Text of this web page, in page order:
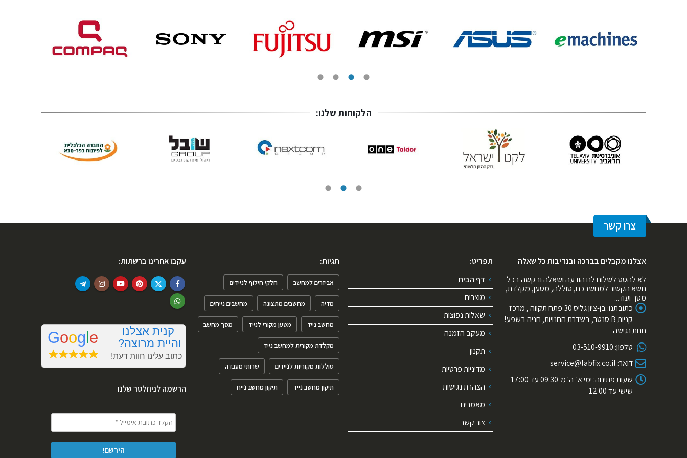
הלקוחות שלנו:
צרו קשר
אצלנו מקבלים בברכה ובנדיבות כל שאלה
לא להסס לשלוח לנו הודעה ושאלה ובקשה בכל
נושא הקשור למחשבכם, סוללה, מטען, מקלדת,
מסך ועוד...
כתובתנו:
בן-ציון גליס 30 פתח תקווה , מרכז
קניות B סנטר, בשדרת החנויות, חניה בשפע!
חנות נגישה
טלפון: 03-510-9910
דואר: service@labfix.co.il
שעות פתיחה:
ימי א'-ה' מ-09:30 עד 17:00
שישי עד 12:00
תפריט:
דף הבית
מוצרים
שאלות נפוצות
מעקב הזמנה
תקנון
מדיניות פרטיות
הצהרת נגישות
מאמרים
צור קשר
תגיות:
אביזרים למחשב חלקי חילוף לניידים
מדיה מחשבים מתצוגה מחשבים נייחים
מחשב נייד מטען מקורי לנייד מסך מחשב
מקלדת מקורית למחשב נייד
סוללות מקוריות לניידים שרותי מעבדה
תיקון מחשב נייד תיקון מחשב נייח
עקבו אחרינו ברשתות:
הרשמה לניוזלטר שלנו